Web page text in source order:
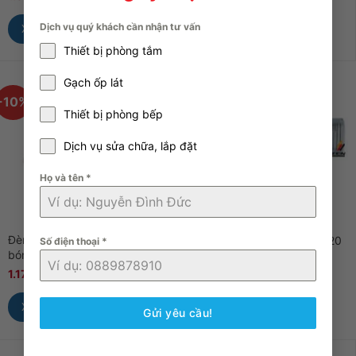
Dịch vụ quý khách cần nhận tư vấn
Thiết bị phòng tắm
Gạch ốp lát
Thiết bị phòng bếp
Dịch vụ sửa chữa, lắp đặt
Họ và tên *
Số điện thoại *
Gửi yêu cầu!
Xem Nhanh
Đèn sưởi nhà tắm HANS H4B 4
bóng âm trần
1.170.000 ₫ 1.300.000₫
Xem Nhanh
Đèn sưởi HEIZEN APPINNO20
chống chói mắt toàn phần
Xem Nhanh